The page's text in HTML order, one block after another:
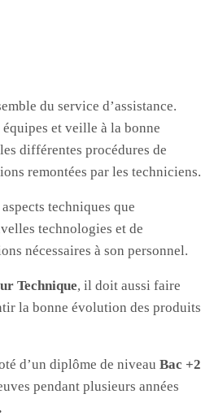
du service d’assistance.
et veille à la bonne
différentes procédures de
remontées par les techniciens.
techniques que
technologies et de
nécessaires à son personnel.
Technique, il doit aussi faire
la bonne évolution des produits
d’un diplôme de niveau Bac +2
pendant plusieurs années